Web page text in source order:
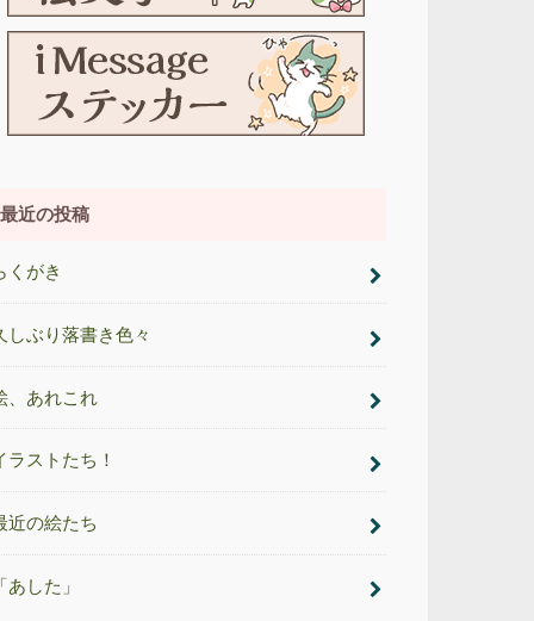
最近の投稿
くがき
しぶり落書き色々
、あれこれ
ラストたち！
近の絵たち
あした」